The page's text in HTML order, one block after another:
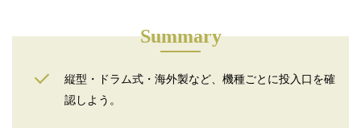
Summary
縦型・ドラム式・海外製など、機種ごとに投入口を確
認しよう。